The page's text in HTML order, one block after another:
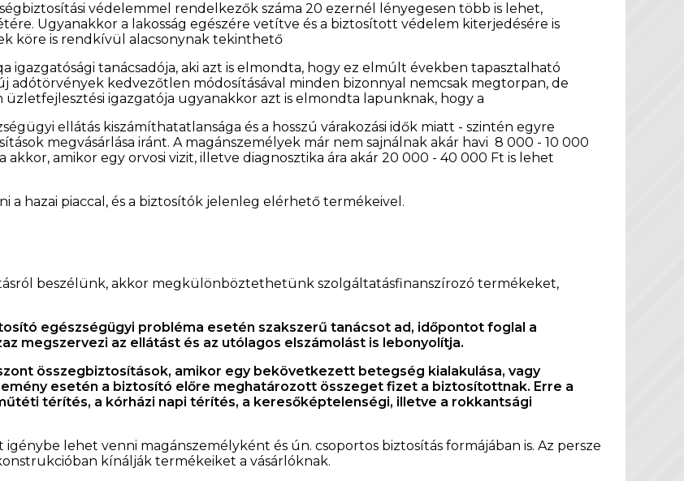
védelemmel rendelkezők száma 20 ezernél lényegesen több is lehet,
Ugyanakkor a lakosság egészére vetítve és a biztosított védelem kiterjedésére is
köre is rendkívül alacsonynak tekinthető
igazgatósági tanácsadója, aki azt is elmondta, hogy ez elmúlt években tapasztalható
adótörvények kedvezőtlen módosításával minden bizonnyal nemcsak megtorpan, de
üzletfejlesztési igazgatója ugyanakkor azt is elmondta lapunknak, hogy a
ellátás kiszámíthatatlansága és a hosszú várakozási idők miatt - szintén egyre
megvásárlása iránt. A magánszemélyek már nem sajnálnak akár havi 8 000 - 10 000
amikor egy orvosi vizit, illetve diagnosztika ára akár 20 000 - 40 000 Ft is lehet
hazai piaccal, és a biztosítók jelenleg elérhető termékeivel.
beszélünk, akkor megkülönböztethetünk szolgáltatásfinanszírozó termékeket,
egészségügyi probléma esetén szakszerű tanácsot ad, időpontot foglal a
megszervezi az ellátást és az utólagos elszámolást is lebonyolítja.
összegbiztosítások, amikor egy bekövetkezett betegség kialakulása, vagy
esetén a biztosító előre meghatározott összeget fizet a biztosítottnak. Erre a
térítés, a kórházi napi térítés, a keresőképtelenségi, illetve a rokkantsági
lehet venni magánszemélyként és ún. csoportos biztosítás formájában is. Az persze
kínálják termékeiket a vásárlóknak.